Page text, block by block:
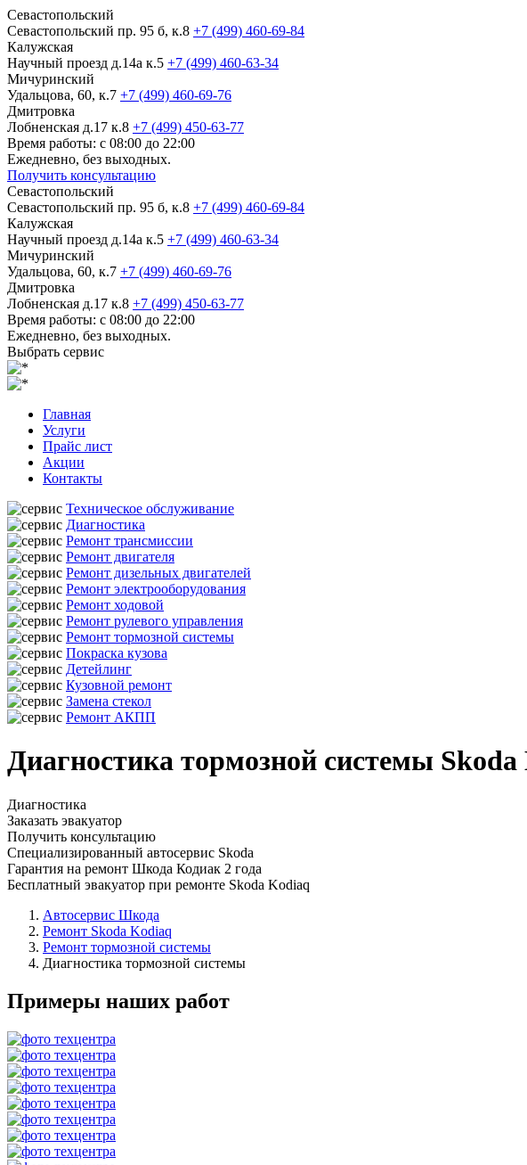
Севастопольский
Севастопольский пр. 95 б, к.8 +7 (499) 460-69-84
Калужская
Научный проезд д.14а к.5 +7 (499) 460-63-34
Мичуринский
Удальцова, 60, к.7 +7 (499) 460-69-76
Дмитровка
Лобненская д.17 к.8 +7 (499) 450-63-77
Время работы: с 08:00 до 22:00
Ежедневно, без выходных.
Получить консультацию
Севастопольский
Севастопольский пр. 95 б, к.8 +7 (499) 460-69-84
Калужская
Научный проезд д.14а к.5 +7 (499) 460-63-34
Мичуринский
Удальцова, 60, к.7 +7 (499) 460-69-76
Дмитровка
Лобненская д.17 к.8 +7 (499) 450-63-77
Время работы: с 08:00 до 22:00
Ежедневно, без выходных.
Выбрать сервис
Главная
Услуги
Прайс лист
Акции
Контакты
Техническое обслуживание
Диагностика
Ремонт трансмиссии
Ремонт двигателя
Ремонт дизельных двигателей
Ремонт электрооборудования
Ремонт ходовой
Ремонт рулевого управления
Ремонт тормозной системы
Покраска кузова
Детейлинг
Кузовной ремонт
Замена стекол
Ремонт АКПП
Диагностика тормозной системы
Диагностика
Заказать эвакуатор
Получить консультацию
Специализированный автосервис Skoda
Гарантия на ремонт Шкода Кодиак 2 года
Бесплатный эвакуатор при ремонте Skoda Kodiaq
Автосервис Шкода
Ремонт Skoda Kodiaq
Ремонт тормозной системы
Диагностика тормозной системы
Примеры наших работ